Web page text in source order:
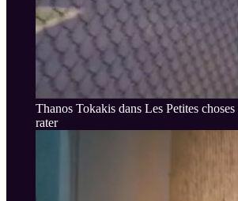
Thanos Tokakis dans Les Petites
rater